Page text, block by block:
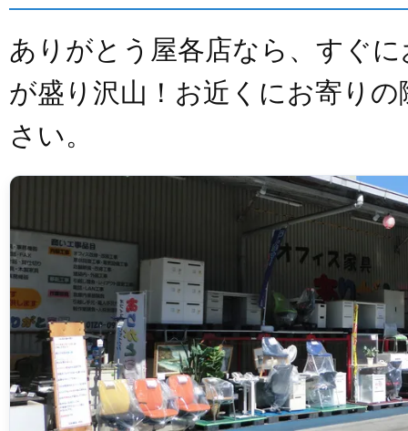
ありがとう屋各店なら、すぐ
が盛り沢山！お近くにお寄り
さい。